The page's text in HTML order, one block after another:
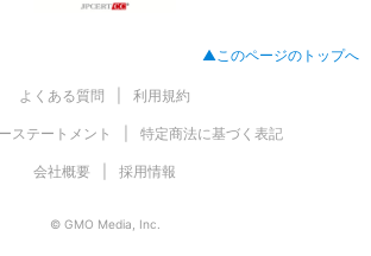
▲このページのトップへ
よくある質問 利用規約
ステートメント 特定商法に基づく表記
会社概要 採用情報
© GMO Media, Inc.